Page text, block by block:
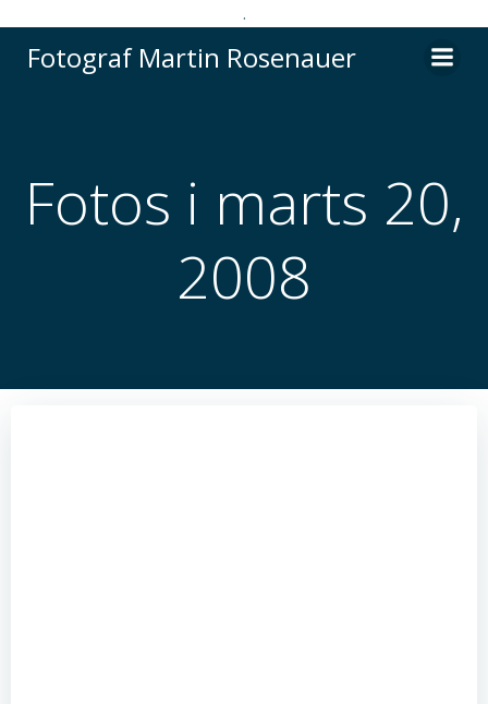
.
til
Fotograf Martin Rosenauer
Fotos i marts 20,
2008